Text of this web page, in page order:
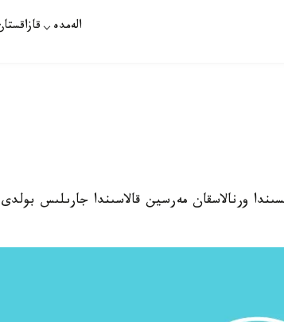
الەمدە
ورنالاسقان مەرسين قالاسىندا جارىلىس